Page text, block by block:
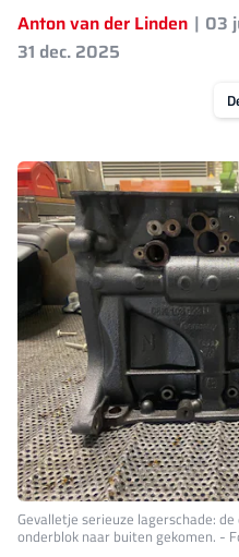
Anton van der Linden 03
31 dec. 2025
Gevalletje serieuze lagerschade:
onderblok naar buiten gekomen. -